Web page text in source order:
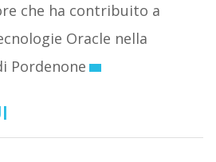
che ha contribuito a
Oracle nella
Pordenone